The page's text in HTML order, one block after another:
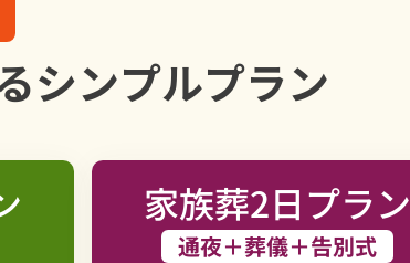
シンプルプラン
家族葬2日プラン
通夜＋葬儀＋告別式